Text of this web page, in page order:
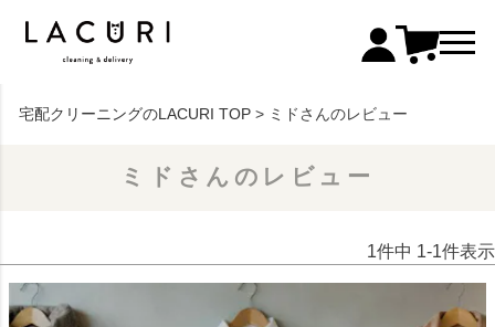
宅配クリーニングのLACURI TOP ミドさんのレビュー
ミドさんのレビュー
1件中 1-1件表示